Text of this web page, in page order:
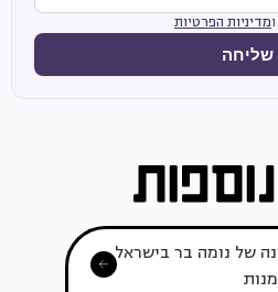
ומדיניות הפרטיות
שליחה